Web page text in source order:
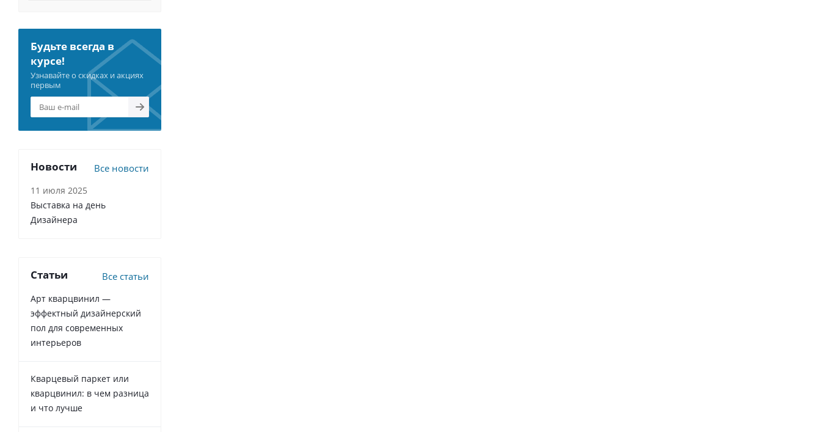
Будьте всегда в
курсе!
Узнавайте о скидках и акциях
первым
Новости Все новости
11 июля 2025
Выставка на день
Дизайнера
Статьи Все статьи
Арт кварцвинил —
эффектный дизайнерский
пол для современных
интерьеров
Кварцевый паркет или
кварцвинил: в чем разница
и что лучше